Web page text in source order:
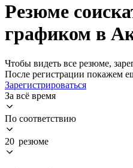
Резюме
графиком в
Чтобы видеть все резюме,
После регистрации покажем
Зарегистрироваться
За всё время
По соответствию
20 резюме